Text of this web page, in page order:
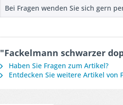
Bei Fragen wenden Sie sich gern
"Fackelmann schwarzer
Haben Sie Fragen zum Artikel?
Entdecken Sie weitere Artikel von